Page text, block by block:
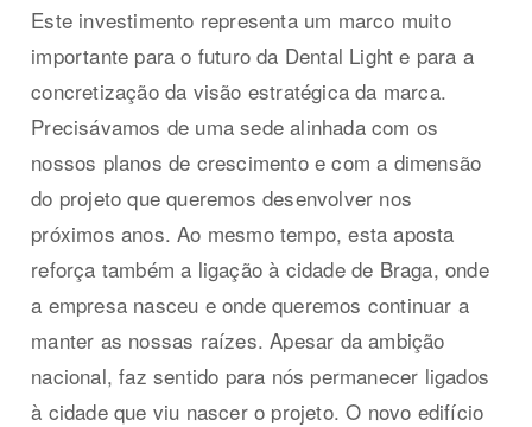
Este investimento representa um marco muito
importante para o futuro da Dental Light e para a
concretização da visão estratégica da marca.
Precisávamos de uma sede alinhada com os
nossos planos de crescimento e com a dimensão
do projeto que queremos desenvolver nos
próximos anos. Ao mesmo tempo, esta aposta
reforça também a ligação à cidade de Braga, onde
a empresa nasceu e onde queremos continuar a
manter as nossas raízes. Apesar da ambição
nacional, faz sentido para nós permanecer ligados
à cidade que viu nascer o projeto. O novo edifício